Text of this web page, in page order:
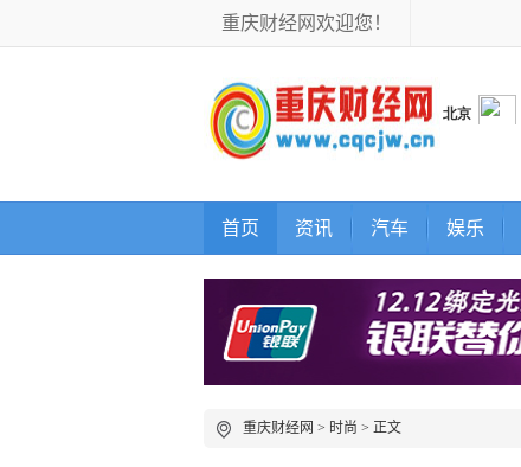
重庆财经网欢迎您！
首页 资讯 汽车 娱乐
重庆财经网 > 时尚 > 正文